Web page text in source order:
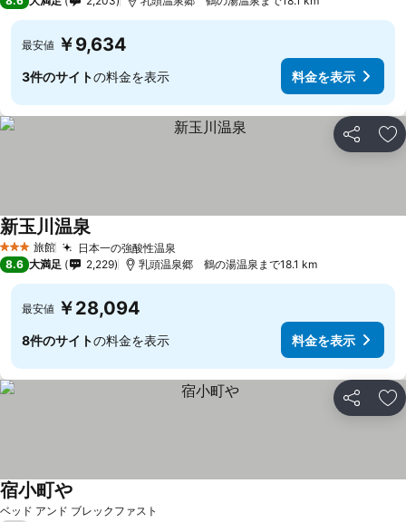
最安値 ￥9,634
3件のサイトの料金を表示 料金を表示
シェア お
3 ホテルのランク
旅館 日本一の強酸性温泉
新玉川温泉
8.6 大満足 2,229 乳頭温泉郷 鶴の湯温泉まで18.1 km
最安値 ￥28,094
8件のサイトの料金を表示 料金を表示
シェア お
ベッド アンド ブレックファスト
宿小町や